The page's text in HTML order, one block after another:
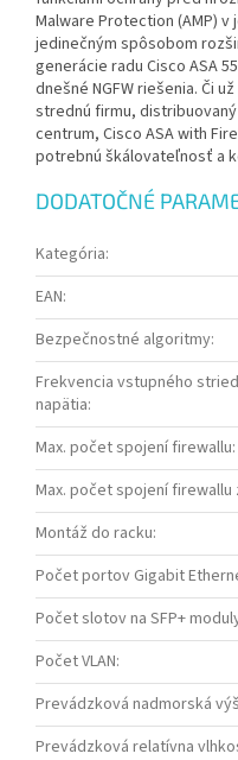
Malware Protection (AMP)
jedinečným spôsobom
generácie radu Cisco ASA
dnešné NGFW riešenia. Či
strednú firmu,
centrum, Cisco ASA with
potrebnú škálovateľnosť a
DODATOČNÉ
Kategória:
EAN:
Bezpečnostné algoritmy:
Frekvencia vstupného
napätia:
Max. počet spojení firewallu:
Max. počet spojení firewallu
Montáž do racku:
Počet portov Gigabit
Počet slotov na SFP+
Počet VLAN:
Prevádzková nadmorská
Prevádzková relatívna